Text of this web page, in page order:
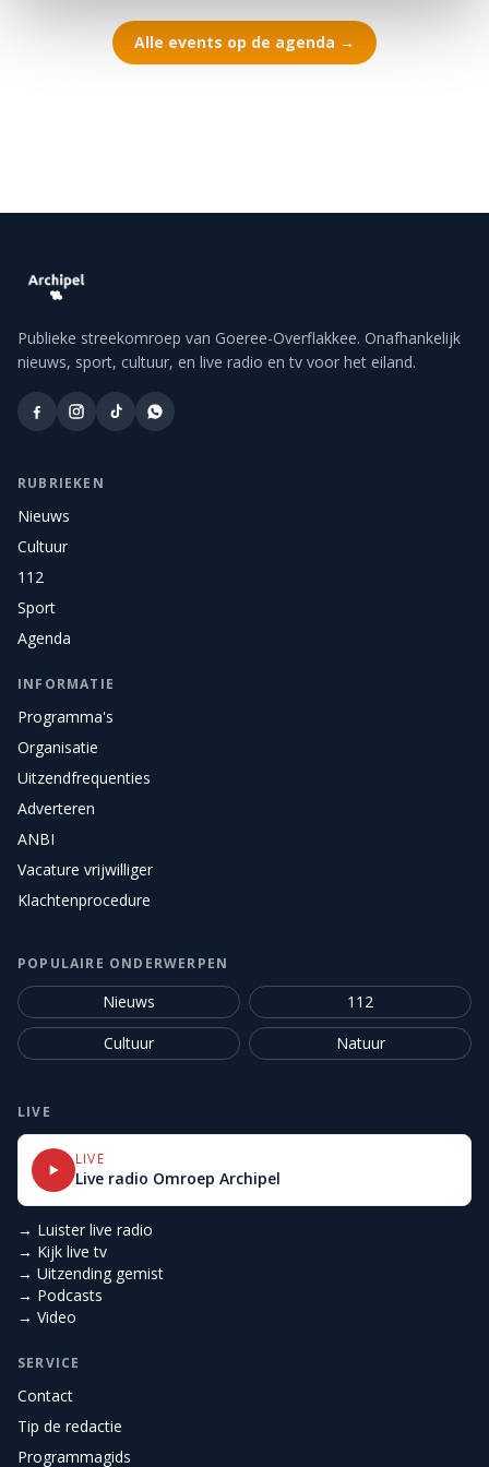
Alle events op de agenda →
Publieke streekomroep van Goeree-Overflakkee. Onafhankelijk
nieuws, sport, cultuur, en live radio en tv voor het eiland.
RUBRIEKEN
Nieuws
Cultuur
112
Sport
Agenda
INFORMATIE
Programma's
Organisatie
Uitzendfrequenties
Adverteren
ANBI
Vacature vrijwilliger
Klachtenprocedure
POPULAIRE ONDERWERPEN
Nieuws
112
Cultuur
Natuur
LIVE
LIVE
Live radio Omroep Archipel
→ Luister live radio
→ Kijk live tv
→ Uitzending gemist
→ Podcasts
→ Video
SERVICE
Contact
Tip de redactie
Programmagids